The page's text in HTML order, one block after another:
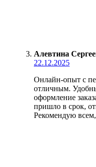
Алевтина
22.12.2025
Онлайн-опыт с
отличным.
оформление
пришло в срок,
Рекомендую